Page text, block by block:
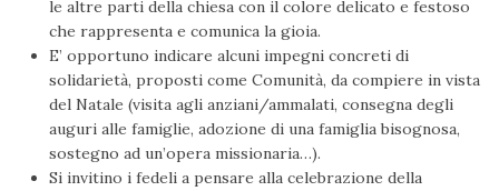
le altre parti della chiesa con il colore delicato e festoso
che rappresenta e comunica la gioia.
E’ opportuno indicare alcuni impegni concreti di
solidarietà, proposti come Comunità, da compiere in vista
del Natale (visita agli anziani/ammalati, consegna degli
auguri alle famiglie, adozione di una famiglia bisognosa,
sostegno ad un’opera missionaria…).
Si invitino i fedeli a pensare alla celebrazione della